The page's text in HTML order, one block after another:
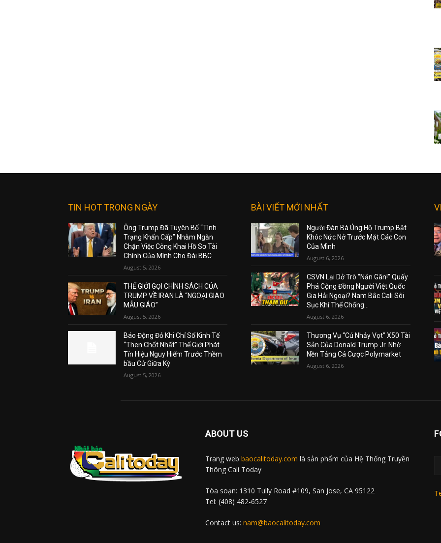
TIN HOT TRONG NGÀY
Ông Trump Đã Tuyên Bố “Tình
Trạng Khẩn Cấp” Nhằm Ngăn
Chặn Việc Công Khai Hồ Sơ Tài
Chính Của Mình Cho Đài BBC
August 5, 2026
THẾ GIỚI GỌI CHÍNH SÁCH CỦA
TRUMP VỀ IRAN LÀ “NGOẠI GIAO
MẪU GIÁO”
August 5, 2026
Báo Động Đỏ Khi Chỉ Số Kinh Tế
“Then Chốt Nhất” Thế Giới Phát
Tín Hiệu Nguy Hiểm Trước Thềm
bầu Cử Giữa Kỳ
August 5, 2026
BÀI VIẾT MỚI NHẤT
Người Đàn Bà Ủng Hộ Trump Bật
Khóc Nức Nở Trước Mặt Các Con
Của Mình
August 6, 2026
CSVN Lại Dở Trò “Nắn Gân!” Quấy
Phá Cộng Đồng Người Việt Quốc
Gia Hải Ngoại? Nam Bắc Cali Sôi
Sục Khí Thế Chống...
August 6, 2026
Thương Vụ “Cú Nhảy Vọt” X50 Tài
Sản Của Donald Trump Jr. Nhờ
Nền Tảng Cá Cược Polymarket
August 6, 2026
ABOUT US
Trang web baocalitoday.com là sản phẩm của Hệ Thống Truyền
Thông Cali Today
Tòa soạn: 1310 Tully Road #109, San Jose, CA 95122
Tel: (408) 482-6527
Contact us: nam@baocalitoday.com